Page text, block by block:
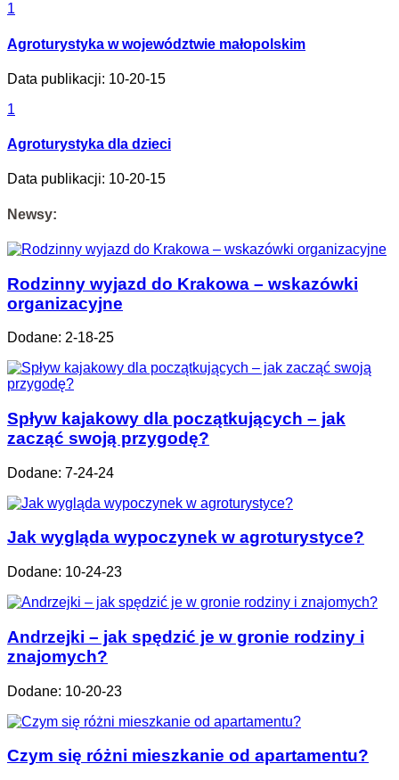
1
Agroturystyka w województwie małopolskim
Data publikacji: 10-20-15
1
Agroturystyka dla dzieci
Data publikacji: 10-20-15
Newsy:
Rodzinny wyjazd do Krakowa – wskazówki
organizacyjne
Dodane: 2-18-25
Spływ kajakowy dla początkujących – jak
zacząć swoją przygodę?
Dodane: 7-24-24
Jak wygląda wypoczynek w agroturystyce?
Dodane: 10-24-23
Andrzejki – jak spędzić je w gronie rodziny i
znajomych?
Dodane: 10-20-23
Czym się różni mieszkanie od apartamentu?